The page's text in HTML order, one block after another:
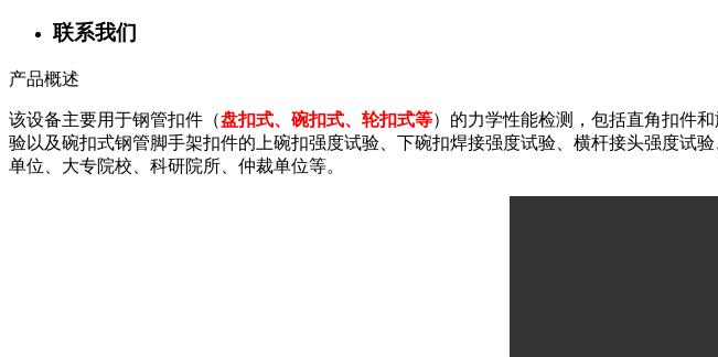
联系我们
产品概述
该设备主要用于钢管扣件（盘扣式、碗扣式、轮扣式等）的力学性能检测，包括直角扣件
验以及碗扣式钢管脚手架扣件的上碗扣强度试验、下碗扣焊接强度试验、横杆接头强度试
单位、大专院校、科研院所、仲裁单位等。